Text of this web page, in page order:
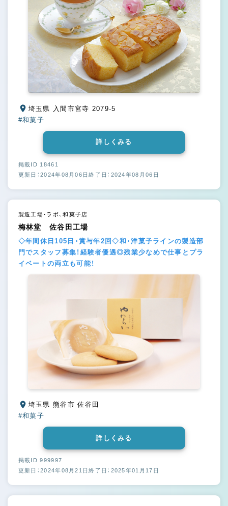
埼玉県 入間市宮寺 2079-5
#和菓子
詳しくみる
掲載ID 18461
更新日：2024年08月06日終了日：2024年08月06日
製造工場・ラボ、和菓子店
梅林堂 佐谷田工場
◇年間休日105日・賞与年2回◇和・洋菓子ラインの製造部
門でスタッフ募集！経験者優遇◎残業少なめで仕事とプラ
イベートの両立も可能！
埼玉県 熊谷市 佐谷田
#和菓子
詳しくみる
掲載ID 999997
更新日：2024年08月21日終了日：2025年01月17日